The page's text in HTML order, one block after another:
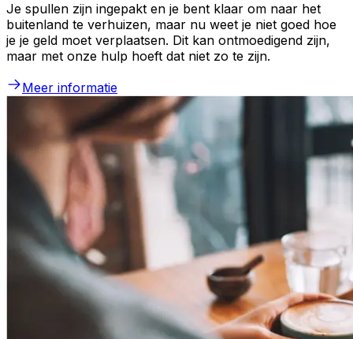
Je spullen zijn ingepakt en je bent klaar om naar het
buitenland te verhuizen, maar nu weet je niet goed hoe
je je geld moet verplaatsen. Dit kan ontmoedigend zijn,
maar met onze hulp hoeft dat niet zo te zijn.
Meer informatie